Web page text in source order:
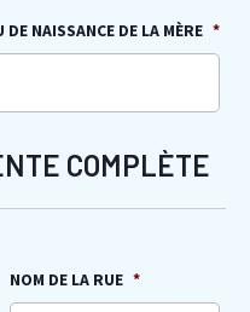
DE NAISSANCE DE LA MÈRE *
COMPLÈTE
NOM DE LA RUE *